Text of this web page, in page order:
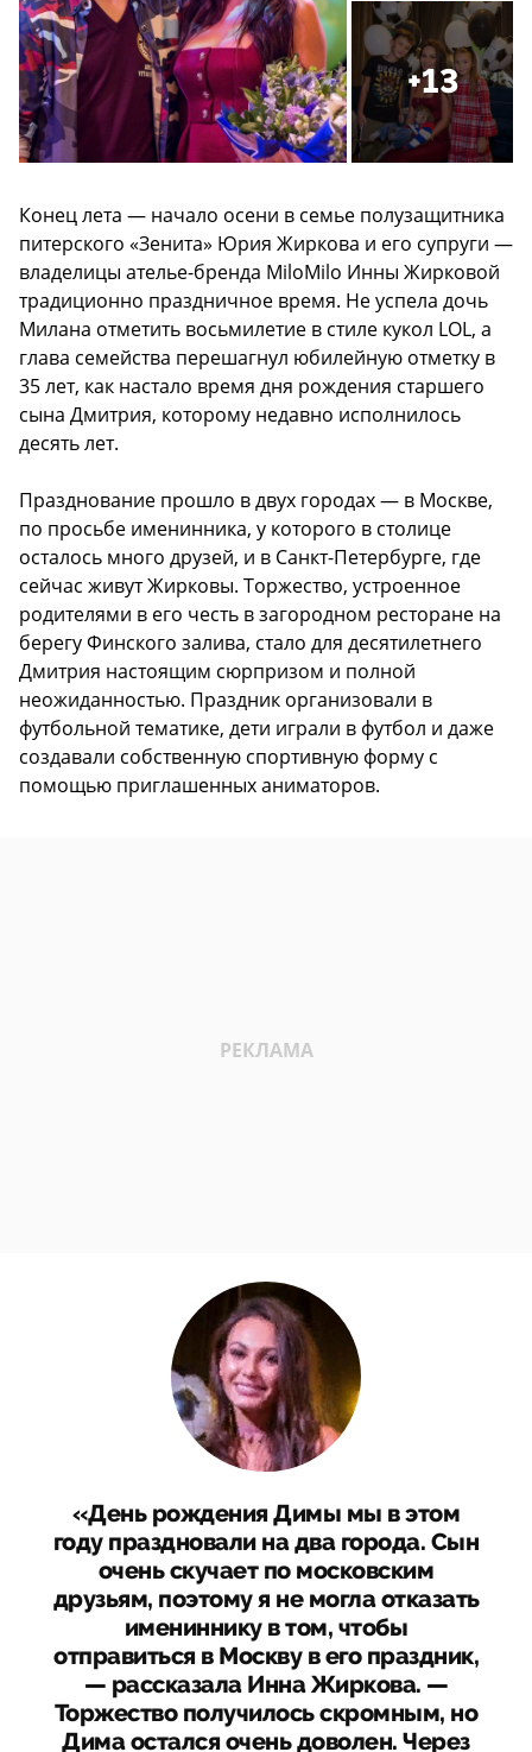
+13
Конец лета — начало осени в семье полузащитника
питерского «Зенита» Юрия Жиркова и его супруги —
владелицы ателье-бренда MiloMilo Инны Жирковой
традиционно праздничное время. Не успела дочь
Милана отметить восьмилетие в стиле кукол LOL, а
глава семейства перешагнул юбилейную отметку в
35 лет, как настало время дня рождения старшего
сына Дмитрия, которому недавно исполнилось
десять лет.
Празднование прошло в двух городах — в Москве,
по просьбе именинника, у которого в столице
осталось много друзей, и в Санкт-Петербурге, где
сейчас живут Жирковы. Торжество, устроенное
родителями в его честь в загородном ресторане на
берегу Финского залива, стало для десятилетнего
Дмитрия настоящим сюрпризом и полной
неожиданностью. Праздник организовали в
футбольной тематике, дети играли в футбол и даже
создавали собственную спортивную форму с
помощью приглашенных аниматоров.
«День рождения Димы мы в этом
году праздновали на два города. Сын
очень скучает по московским
друзьям, поэтому я не могла отказать
имениннику в том, чтобы
отправиться в Москву в его праздник,
— рассказала Инна Жиркова. —
Торжество получилось скромным, но
Дима остался очень доволен. Через